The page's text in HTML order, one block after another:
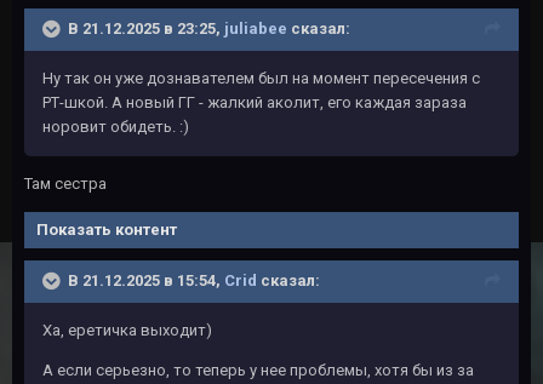
В 21.12.2025 в 23:25, juliabee сказал:
Ну так он уже дознавателем был на момент пересечения с
РТ-шкой. А новый ГГ - жалкий аколит, его каждая зараза
норовит обидеть. :)
Там сестра
Показать контент
В 21.12.2025 в 15:54, Crid сказал:
Ха, еретичка выходит)
А если серьезно, то теперь у нее проблемы, хотя бы из за